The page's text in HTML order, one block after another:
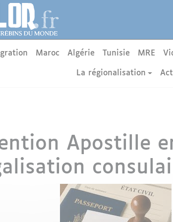
Maroc Algérie Tunisie MRE
La régionalisation
Apostille